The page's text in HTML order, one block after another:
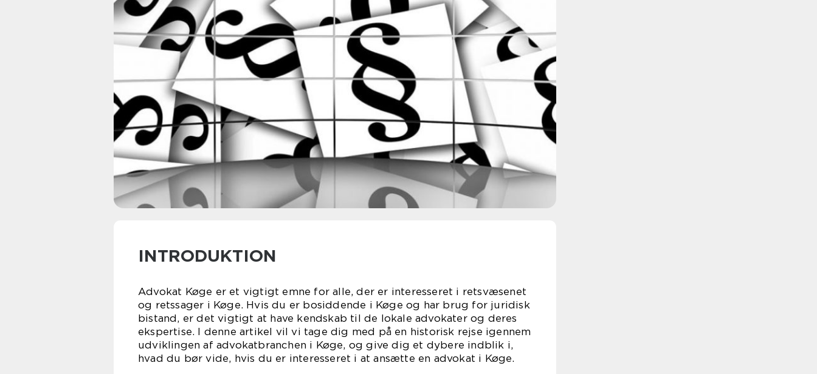
INTRODUKTION
Advokat Køge er et vigtigt emne for alle, der er interesseret i retsvæsenet
og retssager i Køge. Hvis du er bosiddende i Køge og har brug for juridisk
bistand, er det vigtigt at have kendskab til de lokale advokater og deres
ekspertise. I denne artikel vil vi tage dig med på en historisk rejse igennem
udviklingen af advokatbranchen i Køge, og give dig et dybere indblik i,
hvad du bør vide, hvis du er interesseret i at ansætte en advokat i Køge.